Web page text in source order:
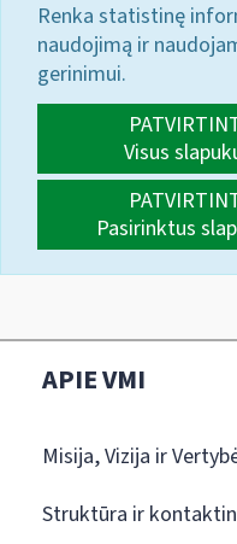
Renka statistinę
naudojimą ir
gerinimui.
Visus
Pasirinktus
APIE VMI
Misija, Vizija ir
Struktūra ir